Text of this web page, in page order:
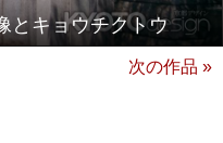
とキョウチクトウ
次の作品 »